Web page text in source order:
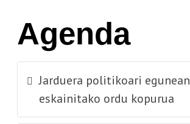
Agenda
Jarduera politikoari egunean
eskainitako ordu kopurua